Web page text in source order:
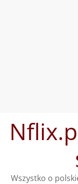
treści
Wszystko o